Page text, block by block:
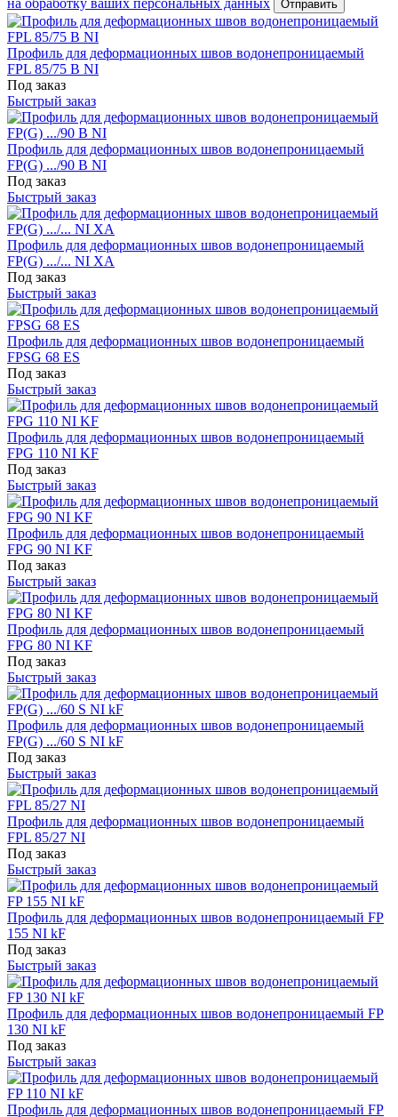
Профиль для деформационных швов водонепроницаемый
FPL 85/75 B NI
Под заказ
Быстрый заказ
Профиль для деформационных швов водонепроницаемый
FP(G) .../90 B NI
Под заказ
Быстрый заказ
Профиль для деформационных швов водонепроницаемый
FP(G) .../... NI XA
Под заказ
Быстрый заказ
Профиль для деформационных швов водонепроницаемый
FPSG 68 ES
Под заказ
Быстрый заказ
Профиль для деформационных швов водонепроницаемый
FPG 110 NI KF
Под заказ
Быстрый заказ
Профиль для деформационных швов водонепроницаемый
FPG 90 NI KF
Под заказ
Быстрый заказ
Профиль для деформационных швов водонепроницаемый
FPG 80 NI KF
Под заказ
Быстрый заказ
Профиль для деформационных швов водонепроницаемый
FP(G) .../60 S NI kF
Под заказ
Быстрый заказ
Профиль для деформационных швов водонепроницаемый
FPL 85/27 NI
Под заказ
Быстрый заказ
Профиль для деформационных швов водонепроницаемый FP
155 NI kF
Под заказ
Быстрый заказ
Профиль для деформационных швов водонепроницаемый FP
130 NI kF
Под заказ
Быстрый заказ
Профиль для деформационных швов водонепроницаемый FP